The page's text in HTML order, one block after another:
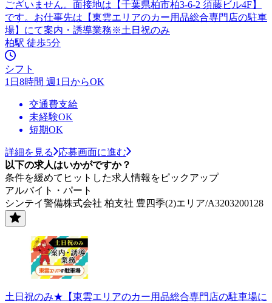
ございません。面接地は【千葉県柏市柏3-6-2 須藤ビル4F】
です。お仕事先は【東雲エリアのカー用品総合専門店の駐車
場】にて案内・誘導業務※土日祝のみ
柏駅 徒歩5分
シフト
1日8時間 週1日からOK
交通費支給
未経験OK
短期OK
詳細を見る
応募画面に進む
以下の求人はいかがですか？
条件を緩めてヒットした求人情報をピックアップ
アルバイト・パート
シンテイ警備株式会社 柏支社 豊四季(2)エリア/A3203200128
土日祝のみ★【東雲エリアのカー用品総合専門店の駐車場に